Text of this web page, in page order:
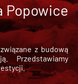
Popowice
z budową
Przedstawiamy